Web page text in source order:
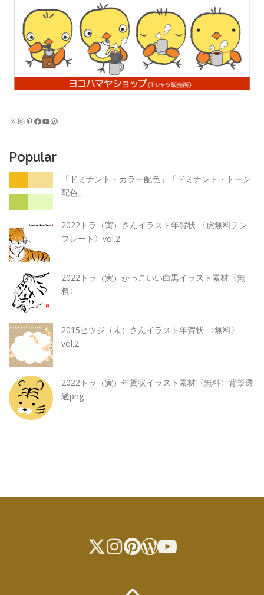
X Instagram Pinterest Facebook YouTube WordPress
Popular
「ドミナント・カラー配色」「ドミナント・トーン
配色」
2022トラ（寅）さんイラスト年賀状 〈虎無料テン
プレート〉vol.2
2022トラ（寅）かっこいい白黒イラスト素材〈無
料〉
2015ヒツジ（未）さんイラスト年賀状 〈無料〉
vol.2
2022トラ（寅）年賀状イラスト素材〈無料〉背景透
過png